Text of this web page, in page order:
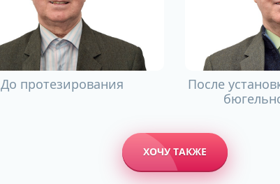
До протезирования
После
ХОЧУ ТАКЖЕ